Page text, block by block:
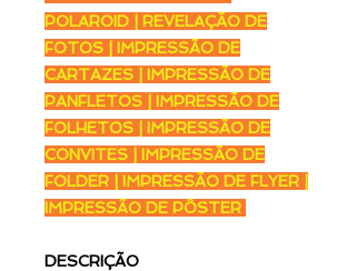
POLAROID | REVELAÇÃO DE
FOTOS | IMPRESSÃO DE
CARTAZES | IMPRESSÃO DE
PANFLETOS | IMPRESSÃO DE
FOLHETOS | IMPRESSÃO DE
CONVITES | IMPRESSÃO DE
FOLDER | IMPRESSÃO DE FLYER |
IMPRESSÃO DE PÔSTER
DESCRIÇÃO